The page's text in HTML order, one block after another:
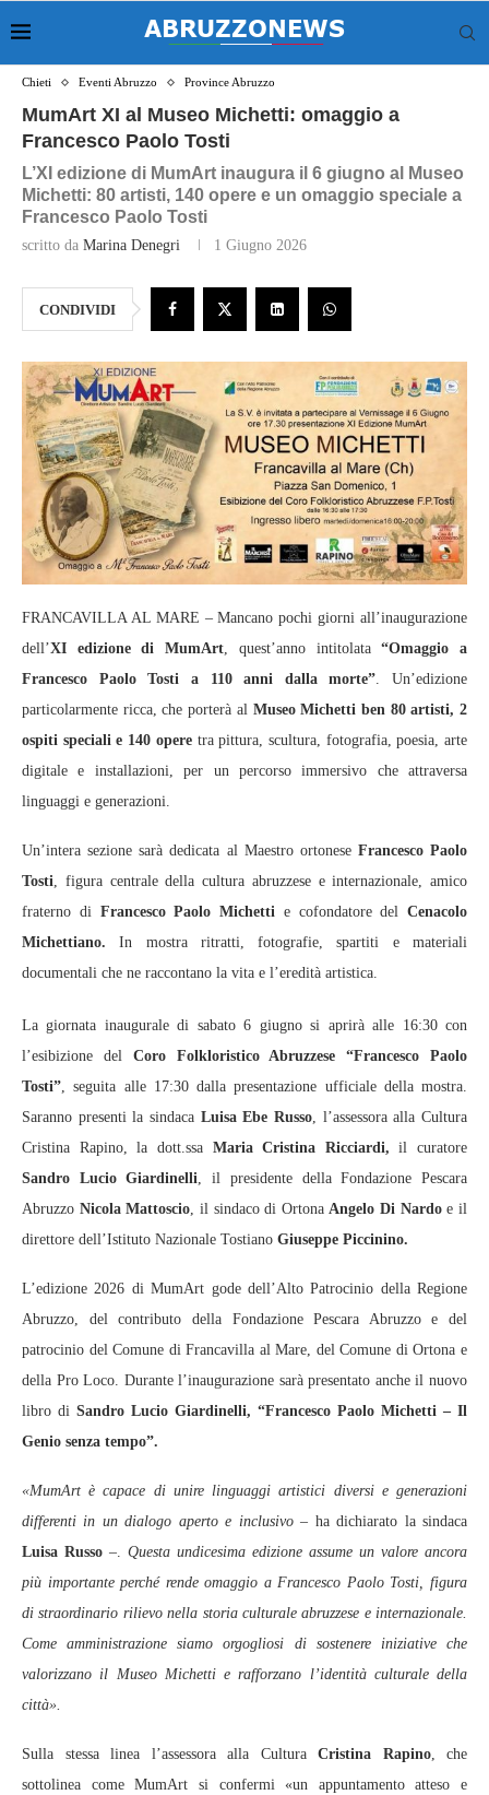
Chieti Eventi Abruzzo Province Abruzzo
MumArt XI al Museo Michetti: omaggio a
Francesco Paolo Tosti
L’XI edizione di MumArt inaugura il 6 giugno al Museo
Michetti: 80 artisti, 140 opere e un omaggio speciale a
Francesco Paolo Tosti
scritto da Marina Denegri 1 Giugno 2026
CONDIVIDI
FRANCAVILLA AL MARE – Mancano pochi giorni all’inaugurazione
dell’XI edizione di MumArt, quest’anno intitolata“Omaggio a
Francesco Paolo Tosti a 110 anni dalla morte”. Un’edizione
particolarmente ricca, che porterà al Museo Michetti ben 80 artisti, 2
ospiti speciali e 140 operetra pittura, scultura, fotografia, poesia, arte
digitale e installazioni, per un percorso immersivo che attraversa
linguaggi e generazioni.
Un’intera sezione sarà dedicata al Maestro ortoneseFrancesco Paolo
Tosti, figura centrale della cultura abruzzese e internazionale, amico
fraterno diFrancesco Paolo Michetti e cofondatore del Cenacolo
Michettiano. In mostra ritratti, fotografie, spartiti e materiali
documentali che ne raccontano la vita e l’eredità artistica.
La giornata inaugurale di sabato 6 giugno si aprirà alle 16:30 con
l’esibizione del Coro Folkloristico Abruzzese “Francesco Paolo
Tosti”, seguita alle 17:30 dalla presentazione ufficiale della mostra.
Saranno presenti la sindaca Luisa Ebe Russo, l’assessora alla Cultura
Cristina Rapino, la dott.ssa Maria Cristina Ricciardi, il curatore
Sandro Lucio Giardinelli, il presidente della Fondazione Pescara
Abruzzo Nicola Mattoscio, il sindaco di OrtonaAngelo Di Nardoe il
direttore dell’Istituto Nazionale Tostiano Giuseppe Piccinino.
L’edizione 2026 di MumArt gode dell’Alto Patrocinio della Regione
Abruzzo, del contributo della Fondazione Pescara Abruzzo e del
patrocinio del Comune di Francavilla al Mare, del Comune di Ortona e
della Pro Loco. Durante l’inaugurazione sarà presentato anche il nuovo
libro di Sandro Lucio Giardinelli, “Francesco Paolo Michetti – Il
Genio senza tempo”.
«MumArt è capace di unire linguaggi artistici diversi e generazioni
differenti in un dialogo aperto e inclusivo– ha dichiarato la sindaca
Luisa Russo –. Questa undicesima edizione assume un valore ancora
più importante perché rende omaggio a Francesco Paolo Tosti, figura
di straordinario rilievo nella storia culturale abruzzese e internazionale.
Come amministrazione siamo orgogliosi di sostenere iniziative che
valorizzano il Museo Michetti e rafforzano l’identità culturale della
città».
Sulla stessa linea l’assessora alla CulturaCristina Rapino, che
sottolinea come MumArt si confermi «un appuntamento atteso e